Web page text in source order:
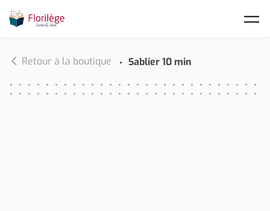
Retour à la boutique Sablier 10 min